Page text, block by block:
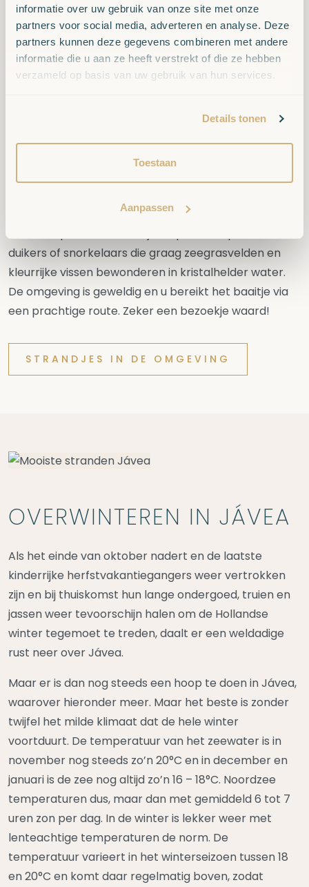
informatie over uw gebruik van onze site met onze
partners voor social media, adverteren en analyse. Deze
partners kunnen deze gegevens combineren met andere
informatie die u aan ze heeft verstrekt of die ze hebben
verzameld op basis van uw gebruik van hun services.
Details tonen
Toestaan
Aanpassen
huren etc. en beschikt daarnaast over
volleybalnetten en speeltoestellen voor de kleintjes.
Op het strand zijn ligbedjes en parasols te huren.
Playa El Arenal staat onder toezicht van
Playa de la Granadella ligt in het zuidelijkste gedeelte
Spanjaarden tot ‘Beste strand van Spanje’ gestemd.
duikers of snorkelaars die graag zeegrasvelden en
kleurrijke vissen bewonderen in kristalhelder water.
De omgeving is geweldig en u bereikt het baaitje via
een prachtige route. Zeker een bezoekje waard!
STRANDJES IN DE OMGEVING
OVERWINTEREN IN JÁVEA
Als het einde van oktober nadert en de laatste
kinderrijke herfstvakantiegangers weer vertrokken
zijn en bij thuiskomst hun lange ondergoed, truien en
jassen weer tevoorschijn halen om de Hollandse
winter tegemoet te treden, daalt er een weldadige
rust neer over Jávea.
Maar er is dan nog steeds een hoop te doen in Jávea,
waarover hieronder meer. Maar het beste is zonder
twijfel het milde klimaat dat de hele winter
voortduurt. De temperatuur van het zeewater is in
november nog steeds zo’n 20°C en in december en
januari is de zee nog altijd zo’n 16 – 18°C. Noordzee
temperaturen dus, maar dan met gemiddeld 6 tot 7
uren zon per dag. In de winter is lekker weer met
lenteachtige temperaturen de norm. De
temperatuur varieert in het winterseizoen tussen 18
en 20°C en komt daar regelmatig boven, zodat